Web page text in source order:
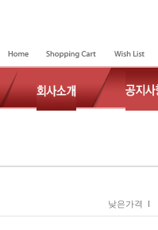
낮은가격 I